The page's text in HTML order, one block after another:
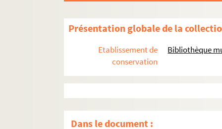
Présentation globale de la
Etablissement de
conservation
Bibliothèque
Dans le document :